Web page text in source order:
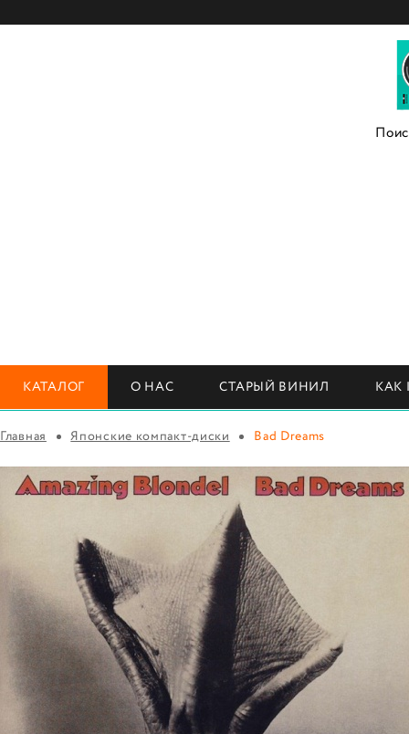
КАТАЛОГ О НАС СТАРЫЙ ВИНИЛ КАК
Главная Японские компакт-диски Bad Dreams